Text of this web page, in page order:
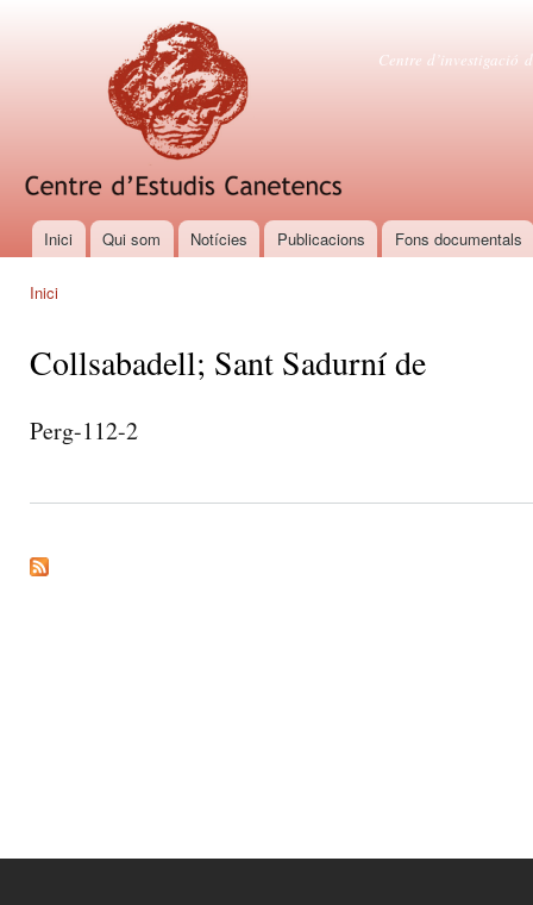
Centre
Centre
Menú principal
Inici Qui som Notícies Publicacions Fons documentals
Inici
Collsabadell; Sant Sadurní de
Perg-112-2